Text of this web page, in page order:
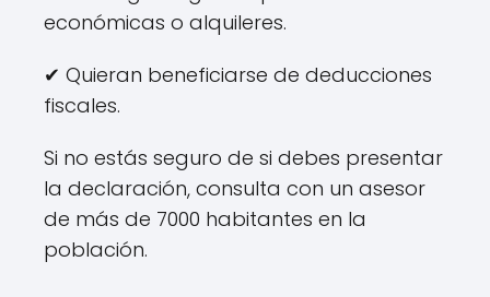
económicas o alquileres.
✔ Quieran beneficiarse de deducciones
fiscales.
Si no estás seguro de si debes presentar
la declaración, consulta con un asesor
de más de 7000 habitantes en la
población.